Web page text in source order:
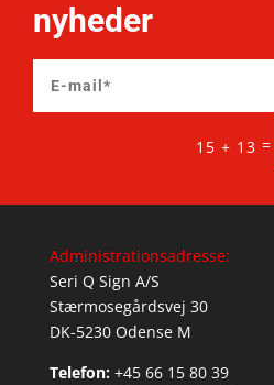
nyheder
15 + 13 =
Administrationsadresse:
Seri Q Sign A/S
Stærmosegårdsvej 30
DK-5230 Odense M
Telefon: +45 66 15 80 39